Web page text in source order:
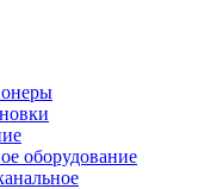
оборудование